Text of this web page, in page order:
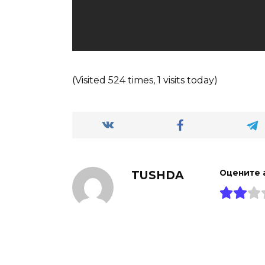
(Visited 524 times, 1 visits today)
TUSHDA Оцените